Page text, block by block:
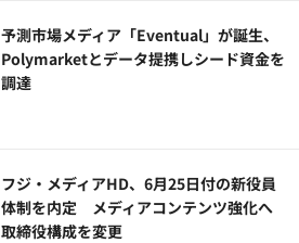
予測市場メディア「Eventual」が誕生、
Polymarketとデータ提携しシード資金を
調達
フジ・メディアHD、6月25日付の新役員
体制を内定 メディアコンテンツ強化へ
取締役構成を変更